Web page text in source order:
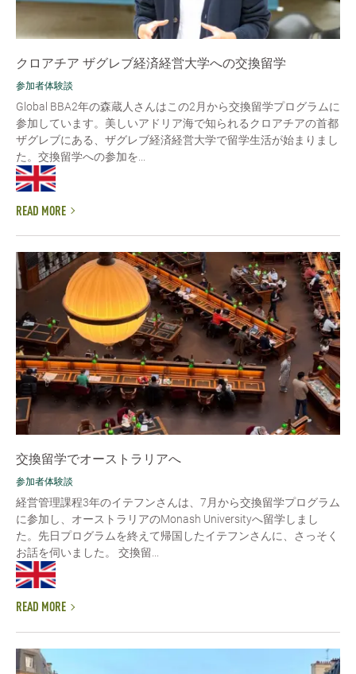
クロアチア ザグレブ経済経営大学への交換留学
参加者体験談
Global BBA2年の森蔵人さんはこの2月から交換留学プログラムに
参加しています。美しいアドリア海で知られるクロアチアの首都
ザグレブにある、ザグレブ経済経営大学で留学生活が始まりまし
た。交換留学への参加を...
READ MORE
交換留学でオーストラリアへ
参加者体験談
経営管理課程3年のイテフンさんは、7月から交換留学プログラム
に参加し、オーストラリアのMonash Universityへ留学しまし
た。先日プログラムを終えて帰国したイテフンさんに、さっそく
お話を伺いました。 交換留...
READ MORE